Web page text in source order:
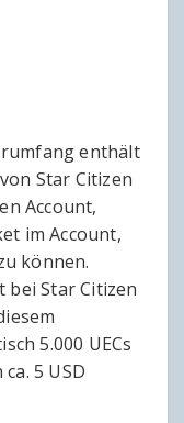
enthält
Star Citizen
Account,
im Account,
können.
bei Star Citizen
5.000 UECs
5 USD